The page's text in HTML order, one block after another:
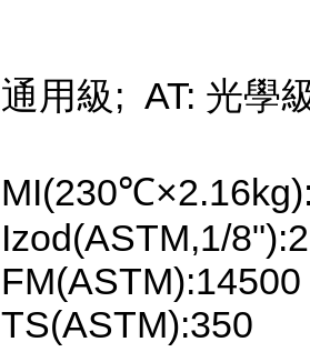
通用級; AT: 光學
Izod(ASTM,1/
FM(ASTM):14500
TS(ASTM):350